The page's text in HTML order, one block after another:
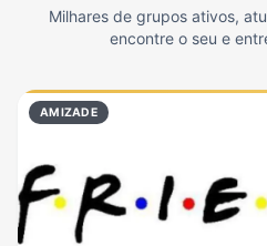
Eventos Fãs
Frases e Mensagens Futebol
Milhares de grupos ativos,
encontre o seu e
AMIZADE